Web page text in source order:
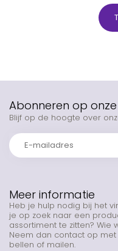
Meer informatie
Heb je hulp nodig bij het
je op zoek naar een
assortiment te zitten? Wie
Neem dan contact op met
bellen of mailen.
Abonneren op
Blijf op de hoogte over